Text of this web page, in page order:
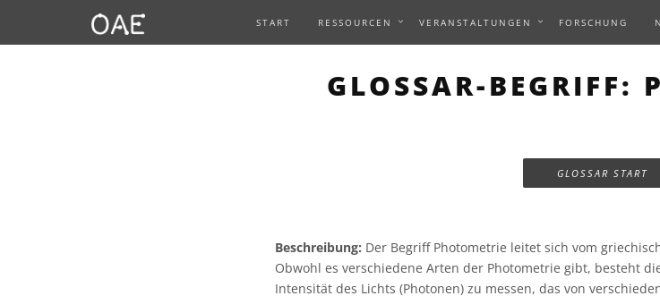
START RESSOURCEN VERANSTALTUNGEN FORSCHUNG
GLOSSAR-BEGRIFF:
GLOSSAR START
Beschreibung: Der Begriff Photometrie leitet sich vom
Obwohl es verschiedene Arten der Photometrie gibt, besteht
Intensität des Lichts (Photonen) zu messen, das von